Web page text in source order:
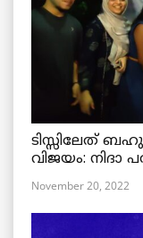
ടിസ്സിലേത്
വിജയം: നിദാ
November 20, 2022